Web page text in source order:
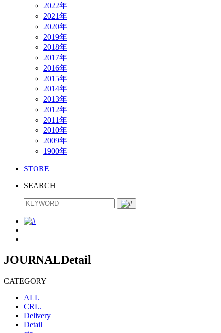
2022年
2021年
2020年
2019年
2018年
2017年
2016年
2015年
2014年
2013年
2012年
2011年
2010年
2009年
1900年
STORE
SEARCH
JOURNALDetail
CATEGORY
ALL
CRL.
Delivery
Detail